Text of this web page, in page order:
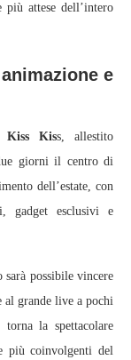
più attese dell’intero
e
Kiss Kiss, allestito
giorni il centro di
dell’estate, con
gadget esclusivi e
possibile vincere
al grande live a pochi
la spettacolare
più coinvolgenti del